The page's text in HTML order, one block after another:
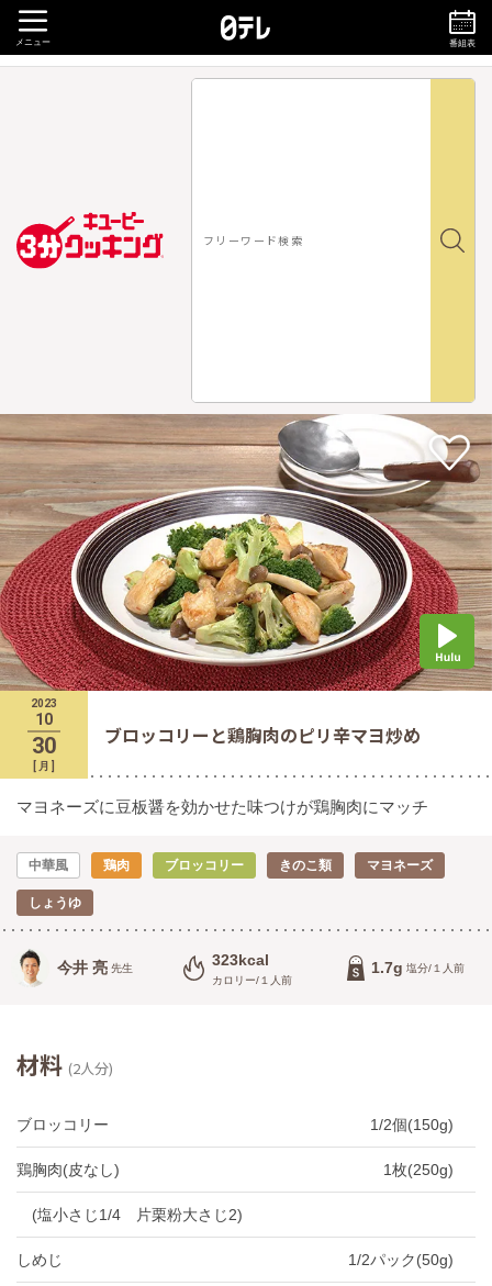
メニュー 番組表
2023
10
30
[ 月 ]
ブロッコリーと鶏胸肉のピリ辛マヨ炒め
マヨネーズに豆板醤を効かせた味つけが鶏胸肉にマッチ
中華風 鶏肉 ブロッコリー きのこ類 マヨネーズ
しょうゆ
今井 亮 先生 323kcal
カロリー/１人前
1.7g 塩分/１人前
材料 (2人分)
ブロッコリー 1/2個(150g)
鶏胸肉(皮なし) 1枚(250g)
(塩小さじ1/4 片栗粉大さじ2)
しめじ 1/2パック(50g)